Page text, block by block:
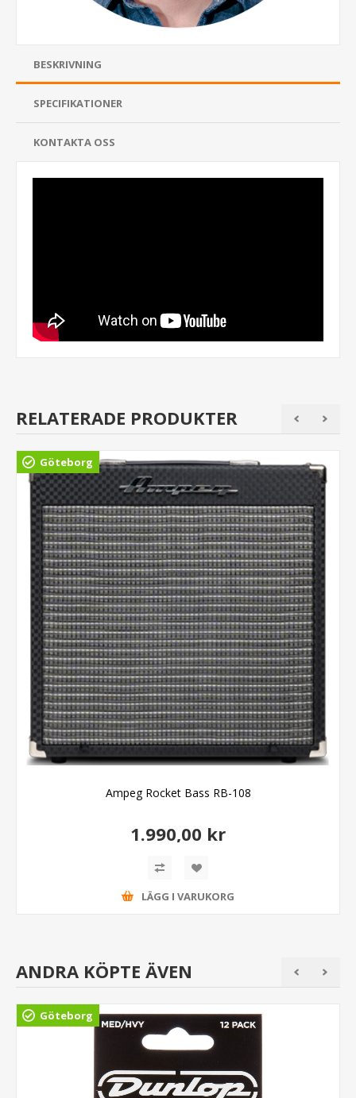
BESKRIVNING
SPECIFIKATIONER
KONTAKTA OSS
RELATERADE PRODUKTER
Göteborg
Ampeg Rocket Bass RB-108
1.990,00 kr
LÄGG I VARUKORG
ANDRA KÖPTE ÄVEN
Göteborg